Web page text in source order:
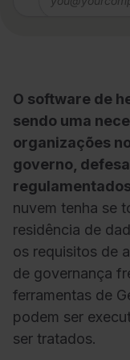
O software de
sendo uma
organizações
governo,
nuvem tenha se
residência de
os requisitos de
de governança
ferramentas de
podem ser
ser tratados.